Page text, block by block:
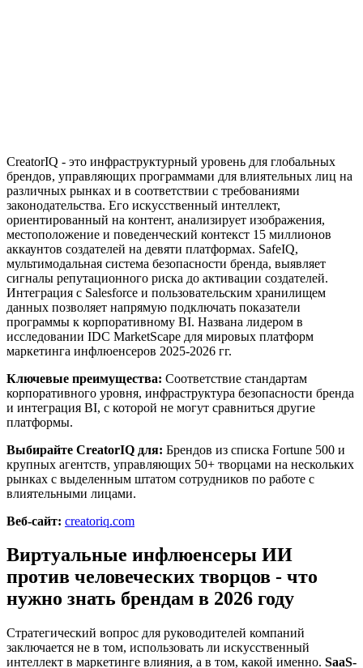
CreatorIQ - это инфраструктурный уровень для глобальных
брендов, управляющих программами для влиятельных лиц на
различных рынках и в соответствии с требованиями
законодательства. Его искусственный интеллект,
ориентированный на контент, анализирует изображения,
местоположение и поведенческий контекст 15 миллионов
аккаунтов создателей на девяти платформах. SafeIQ,
мультимодальная система безопасности бренда, выявляет
сигналы репутационного риска до активации создателей.
Интеграция с Salesforce и пользовательским хранилищем
данных позволяет напрямую подключать показатели
программы к корпоративному BI. Названа лидером в
исследовании IDC MarketScape для мировых платформ
маркетинга инфлюенсеров 2025-2026 гг.
Ключевые преимущества: Соответствие стандартам
корпоративного уровня, инфраструктура безопасности бренда
и интеграция BI, с которой не могут сравниться другие
платформы.
Выбирайте CreatorIQ для: Брендов из списка Fortune 500 и
крупных агентств, управляющих 50+ творцами на нескольких
рынках с выделенным штатом сотрудников по работе с
влиятельными лицами.
Веб-сайт: creatoriq.com
Виртуальные инфлюенсеры ИИ
против человеческих творцов - что
нужно знать брендам в 2026 году
Стратегический вопрос для руководителей компаний
заключается не в том, использовать ли искусственный
интеллект в маркетинге влияния, а в том, какой именно. SaaS-